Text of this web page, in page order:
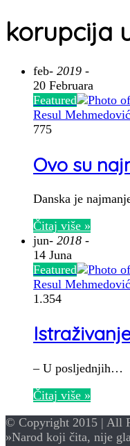
korupcija
feb- 2019 -
20 Februara
Featured
Resul Mehmedović
775
Ovo su
Danska je
Čitaj više »
jun- 2018 -
14 Juna
Featured
Resul Mehmedović
1.354
– U posljednjih…
Čitaj više »
© Copyright 2015 | All
»Narod koji čita, nije